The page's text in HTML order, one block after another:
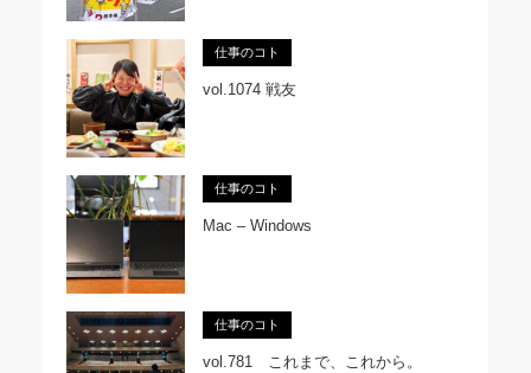
仕事のコト
vol.1074 戦友
仕事のコト
Mac – Windows
仕事のコト
vol.781 これまで、これから。